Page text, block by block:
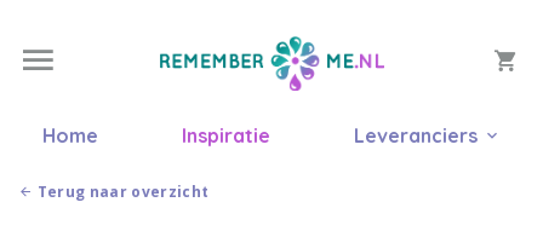
Home Inspiratie Leveranciers
Terug naar overzicht